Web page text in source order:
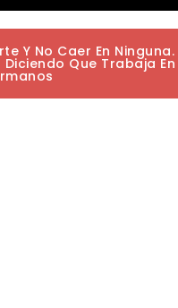
No Caer En Ninguna.
Que Trabaja